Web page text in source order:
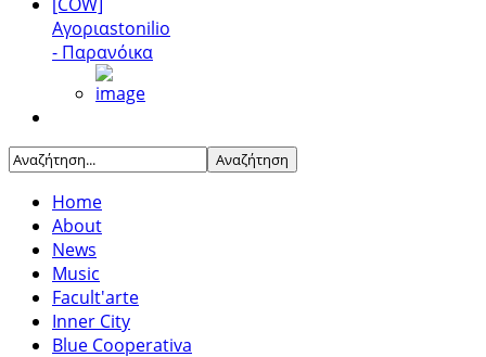
Αγοριαstonilio
- Παρανόικα
Home
About
News
Music
Facult'arte
Inner City
Blue Cooperativa